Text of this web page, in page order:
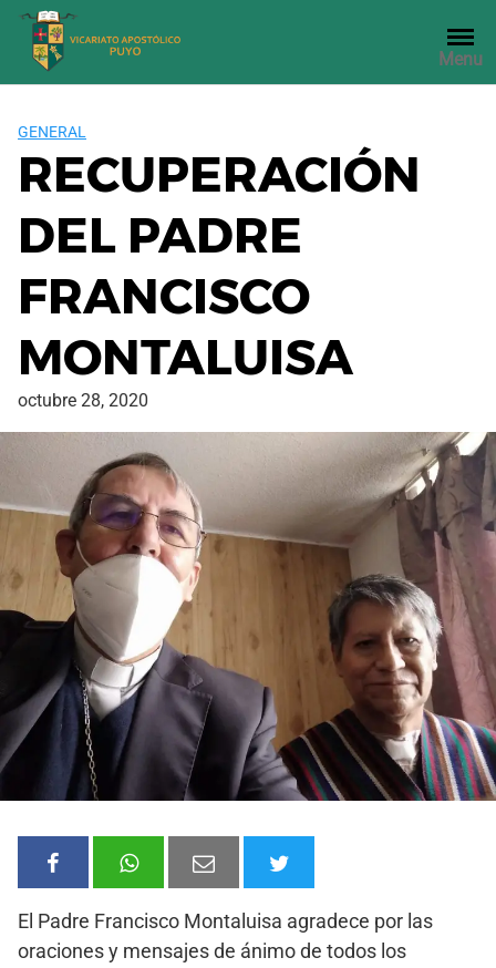
Saltar
contenido
Menu
GENERAL
RECUPERACIÓN
DEL PADRE
FRANCISCO
MONTALUISA
octubre 28, 2020
El Padre Francisco Montaluisa agradece por las
oraciones y mensajes de ánimo de todos los